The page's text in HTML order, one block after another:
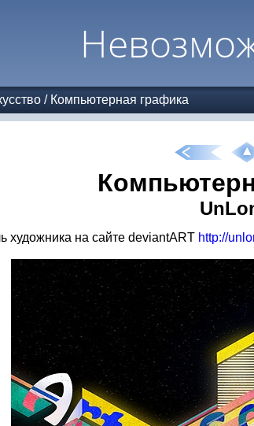
/ Компьютерная графика
художника на сайте deviantART http://